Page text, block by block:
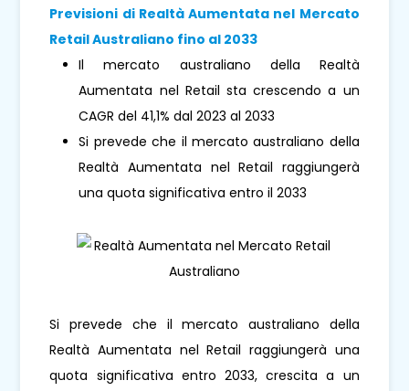
Previsioni di Realtà Aumentata nel Mercato
Retail Australiano fino al 2033
Il mercato australiano della Realtà
Aumentata nel Retail sta crescendo a un
CAGR del 41,1% dal 2023 al 2033
Si prevede che il mercato australiano della
Realtà Aumentata nel Retail raggiungerà
una quota significativa entro il 2033
Si prevede che il mercato australiano della
Realtà Aumentata nel Retail raggiungerà una
quota significativa entro 2033, crescita a un